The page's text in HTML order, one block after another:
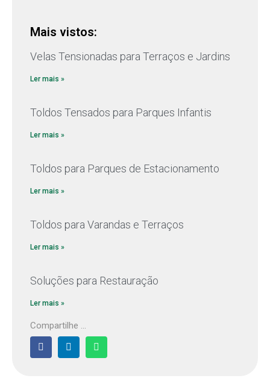
Mais vistos:
Velas Tensionadas para Terraços e Jardins
Ler mais »
Toldos Tensados para Parques Infantis
Ler mais »
Toldos para Parques de Estacionamento
Ler mais »
Toldos para Varandas e Terraços
Ler mais »
Soluções para Restauração
Ler mais »
Compartilhe ...